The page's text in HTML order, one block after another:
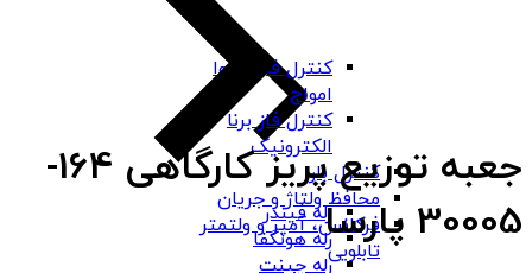
رله فیندر
رله هونگفا
رله چینت
کنترل فاز شیوا
امواج
کنترل فاز برنا
الکترونیک
کنترل بار
محافظ ولتاژ و جریان
فرکانس، آمپر و ولتمتر
تابلویی
جعبه توزیع پریز کارگاهی 164-
30005 پارسا